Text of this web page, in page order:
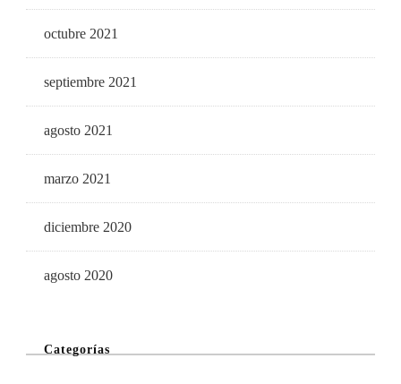
octubre 2021
septiembre 2021
agosto 2021
marzo 2021
diciembre 2020
agosto 2020
Categorías